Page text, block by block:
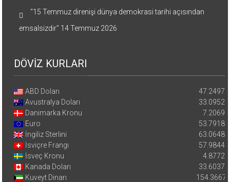
“15 Temmuz direnişi dünya demokrasi tarihi açısından
emsalsizdir” 14 Temmuz 2026
DÖVİZ KURLARI
ABD Doları
47.2497
Avustralya Doları
33.0952
Danimarka Kronu
7.2069
Euro
53.7918
İngiliz Sterlini
63.0648
İsviçre Frangı
57.9844
İsveç Kronu
4.8772
Kanada Doları
33.6037
Kuveyt Dinarı
154.3667